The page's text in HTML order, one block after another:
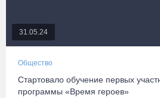
31.05.24
Общество
Стартовало обучение первых
программы «Время героев»